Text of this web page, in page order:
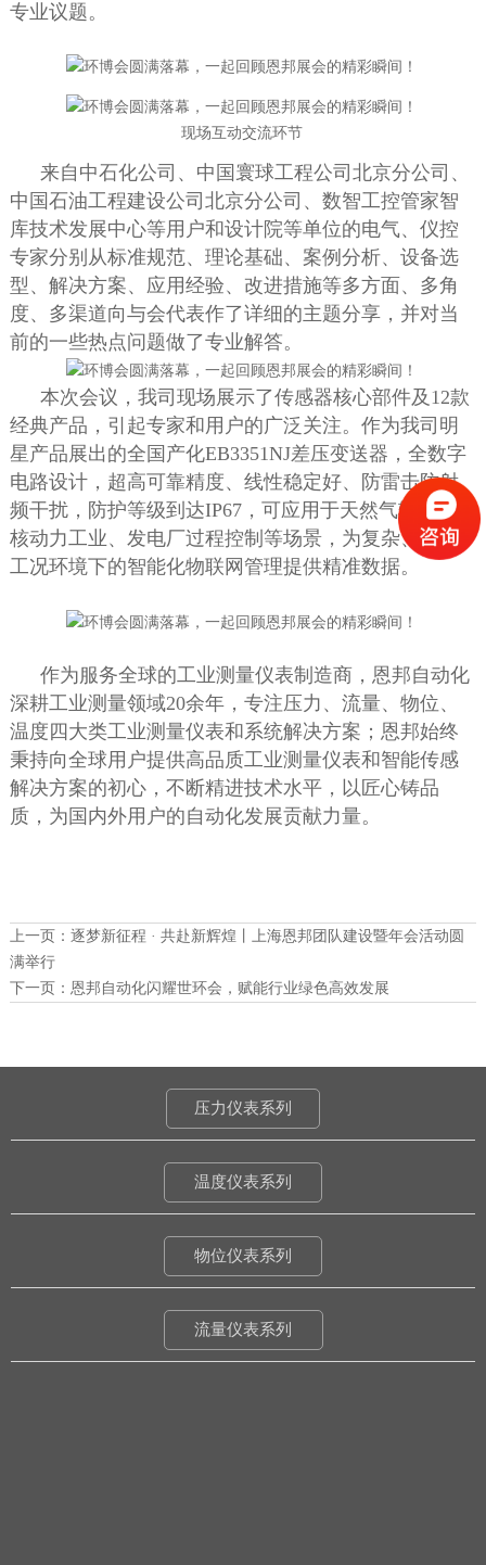
专业议题。
现场互动交流环节
来自中石化公司、中国寰球工程公司北京分公司、
中国石油工程建设公司北京分公司、数智工控管家智
库技术发展中心等用户和设计院等单位的电气、仪控
专家分别从标准规范、理论基础、案例分析、设备选
型、解决方案、应用经验、改进措施等多方面、多角
度、多渠道向与会代表作了详细的主题分享，并对当
前的一些热点问题做了专业解答。
本次会议，我司现场展示了传感器核心部件及12款
经典产品，引起专家和用户的广泛关注。作为我司明
星产品展出的全国产化EB3351NJ差压变送器，全数字
电路设计，超高可靠精度、线性稳定好、防雷击防射
频干扰，防护等级到达IP67，可应用于天然气输送、
核动力工业、发电厂过程控制等场景，为复杂、危险
工况环境下的智能化物联网管理提供精准数据。
作为服务全球的工业测量仪表制造商，恩邦自动化
深耕工业测量领域20余年，专注压力、流量、物位、
温度四大类工业测量仪表和系统解决方案；恩邦始终
秉持向全球用户提供高品质工业测量仪表和智能传感
解决方案的初心，不断精进技术水平，以匠心铸品
质，为国内外用户的自动化发展贡献力量。
上一页： 逐梦新征程 · 共赴新辉煌丨上海恩邦团队建设暨年会活动圆
满举行
下一页： 恩邦自动化闪耀世环会，赋能行业绿色高效发展
压力仪表系列
温度仪表系列
物位仪表系列
流量仪表系列